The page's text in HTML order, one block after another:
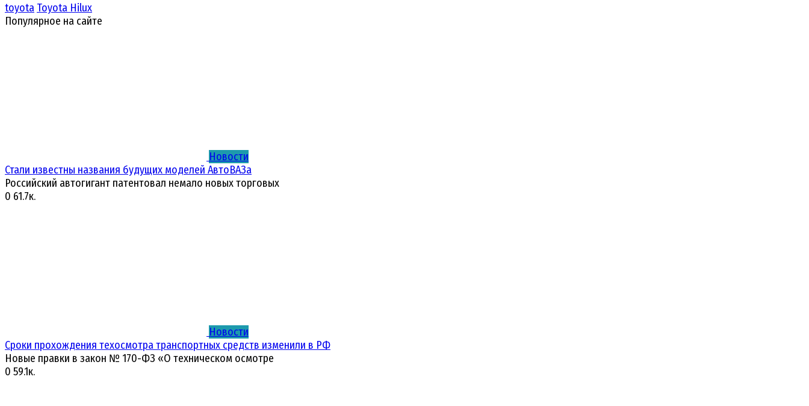
toyota Toyota Hilux
Популярное на сайте
Новости
Стали известны названия будущих моделей АвтоВАЗа
Российский автогигант патентовал немало новых торговых
0 61.7к.
Новости
Сроки прохождения техосмотра транспортных средств изменили в РФ
Новые правки в закон № 170-ФЗ «О техническом осмотре
0 59.1к.